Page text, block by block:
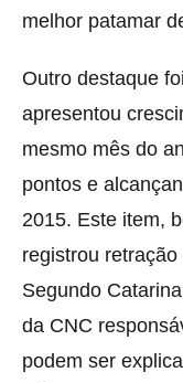
melhor patamar
Outro destaque
apresentou
mesmo mês do
pontos e
2015. Este item,
registrou
Segundo
da CNC
podem ser